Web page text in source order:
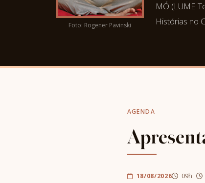
Foto: Rogener Pavinski
MÓ (LUME
Histórias no
AGENDA
18/08/2026 09h